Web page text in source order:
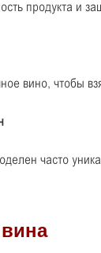
продукта и
вино, чтобы
часто